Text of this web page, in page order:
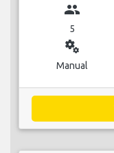
group
5
miscellaneous_services
Manual